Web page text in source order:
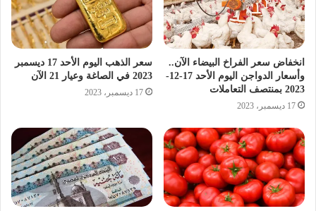
18.74 جنيه للشراء.
18.95 جنيه للبيع.
سعر اليورو فى بنك مصر
18.73 جنيه للشراء.
18.95 جنيه للبيع.
سعر اليورو فى بنك البركة
18.67 جنيه للشراء.
18.91 جنيه للبيع.
سعر اليورو فى البنك التجارى الدولى cib
18.71 جنيه للشراء.
انخفاض سعر الفراخ البيضاء الآن..
وأسعار الدواجن اليوم الأحد 17-12-
2023 بمنتصف التعاملات
17 ديسمبر، 2023
سعر الذهب اليوم الأحد 17 ديسمبر
2023 في الصاغة وعيار 21 الآن
17 ديسمبر، 2023